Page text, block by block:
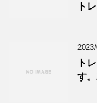
ト
ト
す